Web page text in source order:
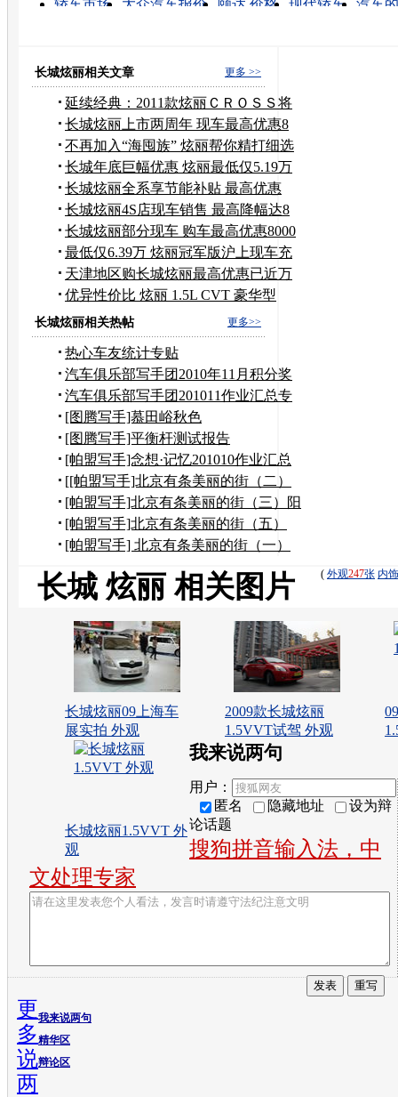
轿车市场 大众汽车报价 颐达 价格 现代轿车
汽车
更多 >>
长城炫丽相关文章
延续经典：2011款炫丽ＣＲＯＳＳ将
亮相
长城炫丽上市两周年 现车最高优惠8
千元
不再加入“海囤族” 炫丽帮你精打细选
长城年底巨幅优惠 炫丽最低仅5.19万
元
长城炫丽全系享节能补贴 最高优惠
8000元
长城炫丽4S店现车销售 最高降幅达8
千元
长城炫丽部分现车 购车最高优惠8000
元
最低仅6.39万 炫丽冠军版沪上现车充
足
天津地区购长城炫丽最高优惠已近万
元
优异性价比 炫丽 1.5L CVT 豪华型
更多>>
长城炫丽相关热帖
热心车友统计专贴
汽车俱乐部写手团2010年11月积分奖
励申请
汽车俱乐部写手团201011作业汇总专
贴
[图腾写手]慕田峪秋色
[图腾写手]平衡杆测试报告
[帕盟写手]念想·记忆201010作业汇总
[[帕盟写手]北京有条美丽的街（二）
到奶奶家作客
[帕盟写手]北京有条美丽的街（三）阳
台上观望美景
[帕盟写手]北京有条美丽的街（五）
——风水宝地
[帕盟写手] 北京有条美丽的街（一）
( 外观247张 内饰
长城 炫丽 相关图片
长城炫丽09上海车
展实拍 外观
2009款长城炫丽
1.5VVT试驾 外观
长城炫丽1.5VVT 外
观
我来说两句
用户：
匿名
隐藏地址
设为辩
论话题
搜狗拼音输入法，中
文处理专家
我来说两句
精华区
辩论区
更
多
说
两